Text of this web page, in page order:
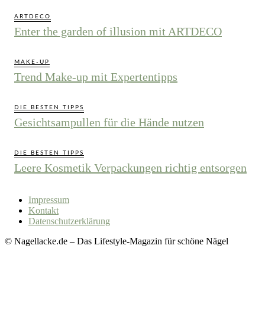
ARTDECO
Enter the garden of illusion mit ARTDECO
MAKE-UP
Trend Make-up mit Expertentipps
DIE BESTEN TIPPS
Gesichtsampullen für die Hände nutzen
DIE BESTEN TIPPS
Leere Kosmetik Verpackungen richtig entsorgen
Impressum
Kontakt
Datenschutzerklärung
© Nagellacke.de – Das Lifestyle-Magazin für schöne Nägel